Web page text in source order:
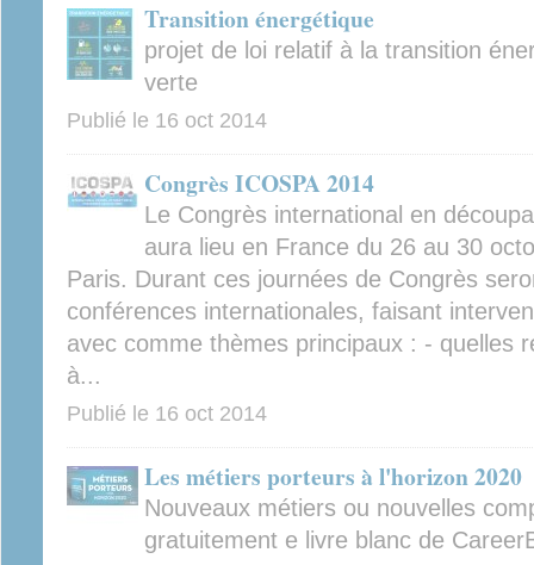
Transition énergétique
projet de loi relatif à la transition
verte
Publié le 16 oct 2014
Congrès ICOSPA 2014
Le Congrès international en
aura lieu en France du 26 au 30
Paris. Durant ces journées de Congrès
conférences internationales, faisant
avec comme thèmes principaux : - quelles
à...
Publié le 16 oct 2014
Les métiers porteurs à l'horizon 2020
Nouveaux métiers ou nouvelles
gratuitement e livre blanc de